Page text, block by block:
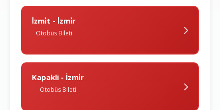
İzmi̇t - İzmi̇r
Otobüs Bileti
Kapakli - İzmi̇r
Otobüs Bileti